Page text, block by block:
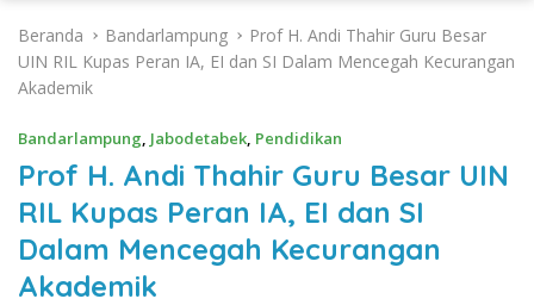
Beranda Bandarlampung
Prof H. Andi Thahir Guru Besar
UIN RIL Kupas Peran IA, EI dan SI Dalam Mencegah Kecurangan
Akademik
Bandarlampung, Jabodetabek, Pendidikan
Prof H. Andi Thahir Guru Besar UIN
RIL Kupas Peran IA, EI dan SI
Dalam Mencegah Kecurangan
Akademik